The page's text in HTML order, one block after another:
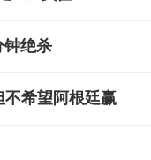
钟绝杀
希望阿根廷赢